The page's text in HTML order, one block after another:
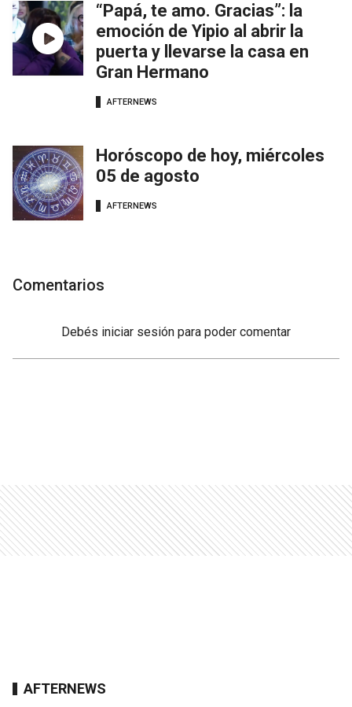
“Papá, te amo. Gracias”: la
emoción de Yipio al abrir la
puerta y llevarse la casa en
Gran Hermano
AFTERNEWS
Horóscopo de hoy, miércoles
05 de agosto
AFTERNEWS
Comentarios
Debés iniciar sesión para poder comentar
AFTERNEWS